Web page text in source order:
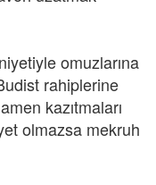
omuzlarına
rahiplerine
kazıtmaları
olmazsa mekruh